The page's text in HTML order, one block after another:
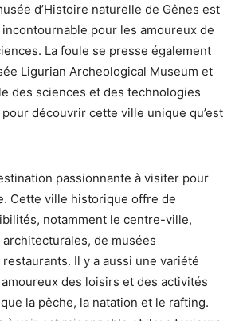
d’Histoire naturelle de Gênes est
pour les amoureux de
La foule se presse également
Ligurian Archeological Museum et
des sciences et des technologies
découvrir cette ville unique qu’est
passionnante à visiter pour
Cette ville historique offre de
notamment le centre-ville,
de musées
Il y a aussi une variété
des loisirs et des activités
la pêche, la natation et le rafting.